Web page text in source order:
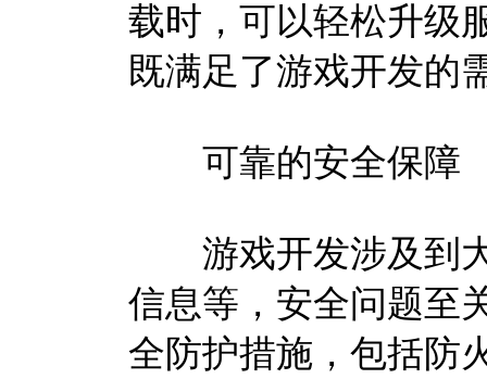
载时，可以轻松升级
既满足了游戏开发的
可靠的安全保障
游戏开发涉及到大
信息等，安全问题至
全防护措施，包括防